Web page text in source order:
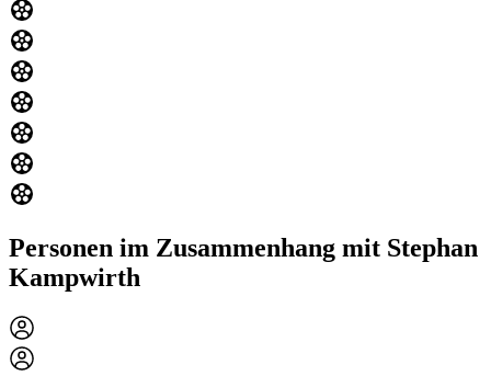
Personen im Zusammenhang mit Stephan
Kampwirth